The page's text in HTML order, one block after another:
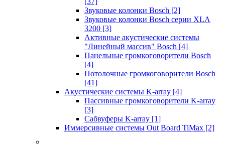
Звуковые колонки Bosch [2]
Звуковые колонки Bosch серии XLA
3200 [3]
Активные акустические системы
"Линейный массив" Bosch [4]
Панельные громкоговорители Bosch
[4]
Потолочные громкоговорители Bosch
[41]
Акустические системы K-array [4]
Пассивные громкоговорители K-array
[3]
Сабвуферы K-array [1]
Иммерсивные системы Out Board TiMax [2]